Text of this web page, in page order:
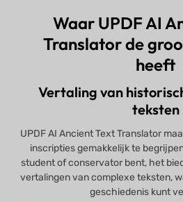
Waar UPDF AI
Translator de
heeft
Vertaling van
teksten
UPDF AI Ancient Text Translator
inscripties gemakkelijk te
student of conservator bent, het
vertalingen van complexe teksten,
geschiedenis kunt